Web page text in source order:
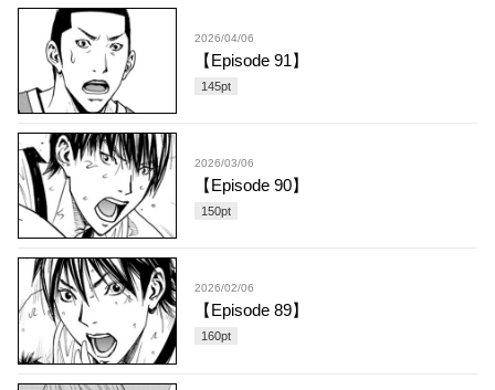
2026/04/06
【Episode 91】
145pt
2026/03/06
【Episode 90】
150pt
2026/02/06
【Episode 89】
160pt